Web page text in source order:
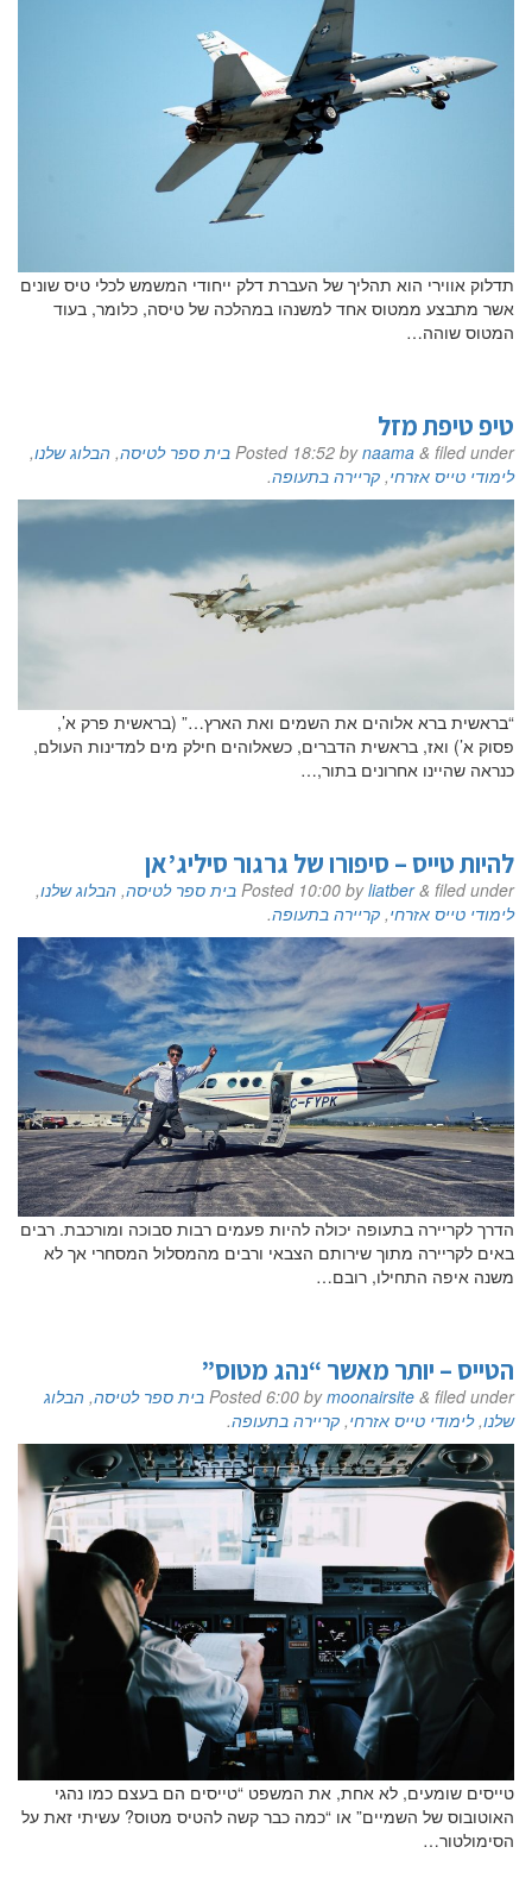
תדלוק אווירי הוא תהליך של העברת דלק ייחודי המשמש לכלי טיס שונים
אשר מתבצע ממטוס אחד למשנהו במהלכה של טיסה, כלומר, בעוד
המטוס שוהה…
טיפ טיפת מזל
Posted 18:52 bynaama & filed under בית ספר לטיסה, הבלוג שלנו,
לימודי טייס אזרחי, קריירה בתעופה.
“בראשית ברא אלוהים את השמים ואת הארץ…” (בראשית פרק א’,
פסוק א’) ואז, בראשית הדברים, כשאלוהים חילק מים למדינות העולם,
כנראה שהיינו אחרונים בתור,…
להיות טייס – סיפורו של גרגור סיליג’אן
Posted 10:00 byliatber & filed under בית ספר לטיסה, הבלוג שלנו,
לימודי טייס אזרחי, קריירה בתעופה.
הדרך לקריירה בתעופה יכולה להיות פעמים רבות סבוכה ומורכבת. רבים
באים לקריירה מתוך שירותם הצבאי ורבים מהמסלול המסחרי אך לא
משנה איפה התחילו, רובם…
הטייס – יותר מאשר “נהג מטוס”
Posted6:00 bymoonairsite & filed under בית ספר לטיסה, הבלוג
שלנו,לימודי טייס אזרחי, קריירה בתעופה.
טייסים שומעים, לא אחת, את המשפט “טייסים הם בעצם כמו נהגי
האוטובוס של השמיים” או “כמה כבר קשה להטיס מטוס? עשיתי זאת על
הסימולטור…
אם הגעתם לפה,
סימן שאתם מעוניינים
בפרטים נוספים.